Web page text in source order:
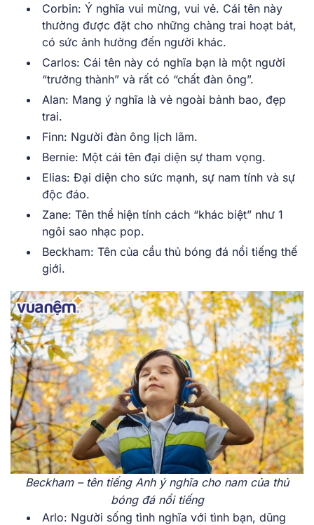
Corbin: Ý nghĩa vui mừng, vui vẻ. Cái tên này
thường được đặt cho những chàng trai hoạt bát,
có sức ảnh hưởng đến người khác.
Carlos: Cái tên này có nghĩa bạn là một người
“trưởng thành” và rất có “chất đàn ông”.
Alan: Mang ý nghĩa là vẻ ngoài bảnh bao, đẹp
trai.
Finn: Người đàn ông lịch lãm.
Bernie: Một cái tên đại diện sự tham vọng.
Elias: Đại diện cho sức mạnh, sự nam tính và sự
độc đáo.
Zane: Tên thể hiện tính cách “khác biệt” như 1
ngôi sao nhạc pop.
Beckham: Tên của cầu thủ bóng đá nổi tiếng thế
giới.
Beckham – tên tiếng Anh ý nghĩa cho nam của thủ
bóng đá nổi tiếng
Arlo: Người sống tình nghĩa với tình bạn, dũng